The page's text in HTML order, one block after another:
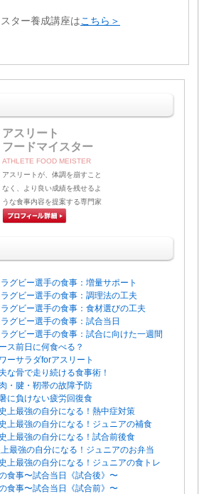
ター養成講座はこちら＞
アスリート
フードマイスター
ATHLETE FOOD MEISTER
アスリートが、体調を崩すこと
なく、より良い成績を残せるよ
うな食事内容を提案する専門家
グビー選手の食事：増量サポート
グビー選手の食事：調理法の工夫
グビー選手の食事：食材選びの工夫
グビー選手の食事：試合当日
グビー選手の食事：試合に向けた一週間
ス前日に何食べる？
ーサラダforアスリート
な骨で走り続ける食事術！
・腱・靭帯の故障予防
に負けない疲労回復食
上最強の自分になる！熱中症対策
上最強の自分になる！ジュニアの補食
上最強の自分になる！試合前後食
最強の自分になる！ジュニアのお弁当
上最強の自分になる！ジュニアの食トレ
食事〜試合当日《試合後》〜
食事〜試合当日《試合前》〜